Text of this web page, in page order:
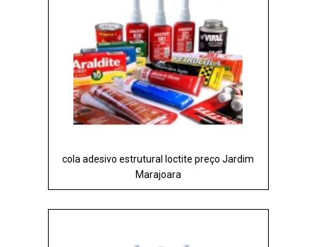
cola adesivo estrutural loctite preço Jardim
Marajoara